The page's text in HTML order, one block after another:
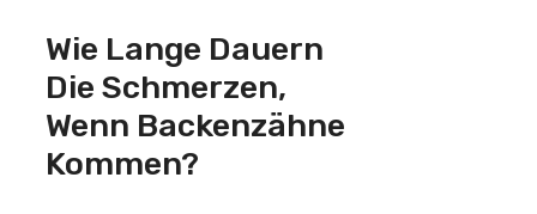
Wie Lange Dauern
Die Schmerzen,
Wenn Backenzähne
Kommen?